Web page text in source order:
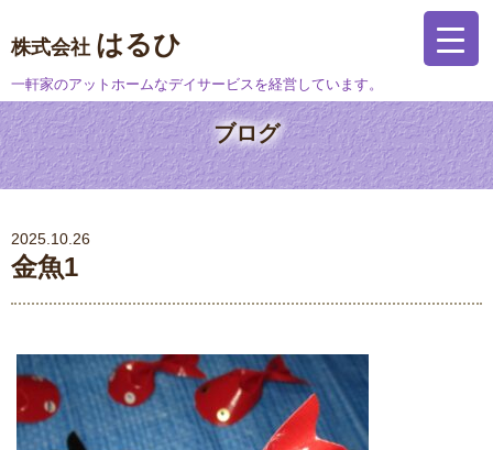
株式会社 はるひ
一軒家のアットホームなデイサービスを経営しています。
ブログ
2025.10.26
金魚1